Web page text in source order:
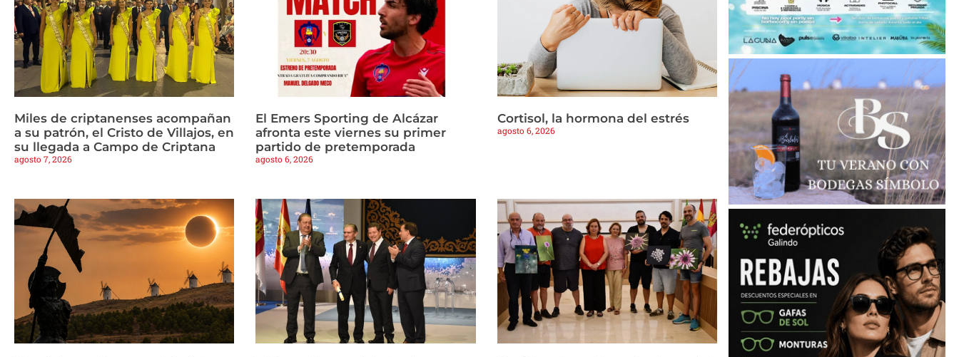
Miles de criptanenses acompañan
a su patrón, el Cristo de Villajos, en
su llegada a Campo de Criptana
agosto 7, 2026
El Emers Sporting de Alcázar
afronta este viernes su primer
partido de pretemporada
agosto 6, 2026
Cortisol, la hormona del estrés
agosto 6, 2026